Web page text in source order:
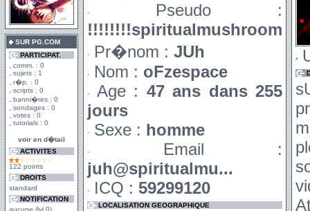
SUR PG.COM
PARTICIPAT.
comm. : 0
sujets : 1
r�p. : 0
scripts : 0
banni�res : 0
sondages : 0
votes : 0
tutorials : 0
voir en d�tail
ACTIVITES
122 points
DROITS
standard
NOTIFICATION
aucune (lvl 0)
Pseudo :
!!!!!!!!spiritualmushroom
Pr�nom : JUh
Nom : oFzespace
Age : 47 ans dans 255
jours
Sexe : homme
Email :
juh@spiritualmu...
ICQ : 59299120
LOCALISATION GEOGRAPHIQUE